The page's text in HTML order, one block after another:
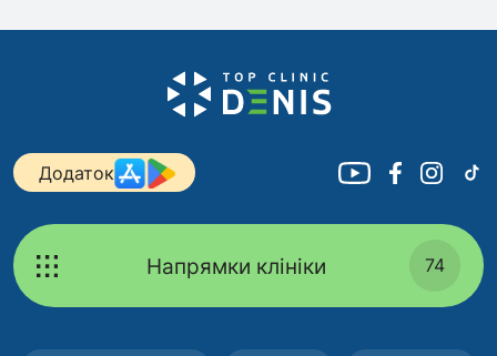
Додаток
Напрямки клініки 74